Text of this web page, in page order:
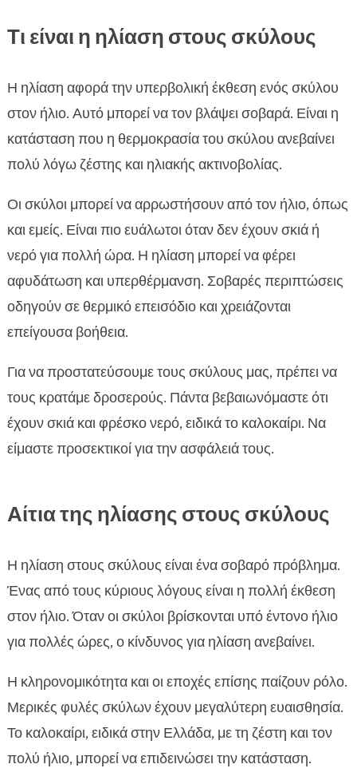
Τι είναι η ηλίαση στους σκύλους
Η ηλίαση αφορά την υπερβολική έκθεση ενός σκύλου
στον ήλιο. Αυτό μπορεί να τον βλάψει σοβαρά. Είναι η
κατάσταση που η θερμοκρασία του σκύλου ανεβαίνει
πολύ λόγω ζέστης και ηλιακής ακτινοβολίας.
Οι σκύλοι μπορεί να αρρωστήσουν από τον ήλιο, όπως
και εμείς. Είναι πιο ευάλωτοι όταν δεν έχουν σκιά ή
νερό για πολλή ώρα. Η ηλίαση μπορεί να φέρει
αφυδάτωση και υπερθέρμανση. Σοβαρές περιπτώσεις
οδηγούν σε θερμικό επεισόδιο και χρειάζονται
επείγουσα βοήθεια.
Για να προστατεύσουμε τους σκύλους μας, πρέπει να
τους κρατάμε δροσερούς. Πάντα βεβαιωνόμαστε ότι
έχουν σκιά και φρέσκο νερό, ειδικά το καλοκαίρι. Να
είμαστε προσεκτικοί για την ασφάλειά τους.
Αίτια της ηλίασης στους σκύλους
Η ηλίαση στους σκύλους είναι ένα σοβαρό πρόβλημα.
Ένας από τους κύριους λόγους είναι η πολλή έκθεση
στον ήλιο. Όταν οι σκύλοι βρίσκονται υπό έντονο ήλιο
για πολλές ώρες, ο κίνδυνος για ηλίαση ανεβαίνει.
Η κληρονομικότητα και οι εποχές επίσης παίζουν ρόλο.
Μερικές φυλές σκύλων έχουν μεγαλύτερη ευαισθησία.
Το καλοκαίρι, ειδικά στην Ελλάδα, με τη ζέστη και τον
πολύ ήλιο, μπορεί να επιδεινώσει την κατάσταση.